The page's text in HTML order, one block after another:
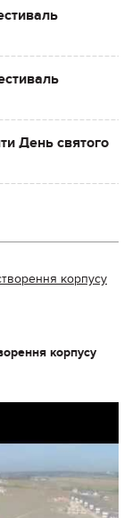
День святого
корпусу